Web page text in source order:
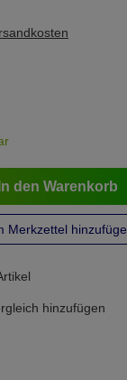
In den Warenkorb
Merkzettel
hinzufügen